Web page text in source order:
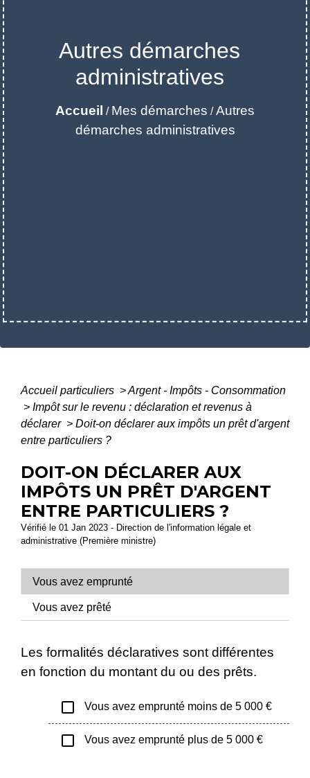
Autres démarches
administratives
Accueil / Mes démarches /Autres
démarches administratives
Accueil particuliers >Argent - Impôts - Consommation
> Impôt sur le revenu : déclaration et revenus à
déclarer > Doit-on déclarer aux impôts un prêt d'argent
entre particuliers ?
DOIT-ON DÉCLARER AUX
IMPÔTS UN PRÊT D'ARGENT
ENTRE PARTICULIERS ?
Vérifié le 01 Jan 2023 - Direction de l'information légale et
administrative (Première ministre)
Vous avez emprunté
Vous avez prêté
Les formalités déclaratives sont différentes
en fonction du montant du ou des prêts.
check_box_outline_blank Vous avez emprunté moins de 5 000 €
check_box_outline_blank Vous avez emprunté plus de 5 000 €